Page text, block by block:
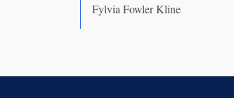
Fylvia Fowler Kline